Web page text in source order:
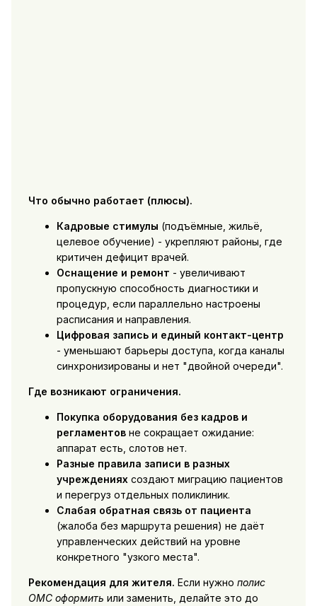
Что обычно работает (плюсы).
Кадровые стимулы (подъёмные, жильё,
целевое обучение) - укрепляют районы, где
критичен дефицит врачей.
Оснащение и ремонт - увеличивают
пропускную способность диагностики и
процедур, если параллельно настроены
расписания и направления.
Цифровая запись и единый контакт-центр
- уменьшают барьеры доступа, когда каналы
синхронизированы и нет "двойной очереди".
Где возникают ограничения.
Покупка оборудования без кадров и
регламентовне сокращает ожидание:
аппарат есть, слотов нет.
Разные правила записи в разных
учрежденияхсоздают миграцию пациентов
и перегруз отдельных поликлиник.
Слабая обратная связь от пациента
(жалоба без маршрута решения) не даёт
управленческих действий на уровне
конкретного "узкого места".
Рекомендация для жителя. Если нужно полис
ОМС оформить или заменить, делайте это до